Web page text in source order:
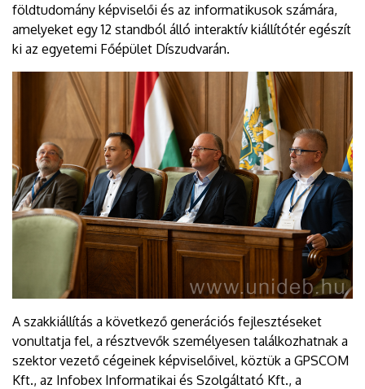
földtudomány képviselői és az informatikusok számára,
amelyeket egy 12 standból álló interaktív kiállítótér egészít
ki az egyetemi Főépület Díszudvarán.
A szakkiállítás a következő generációs fejlesztéseket
vonultatja fel, a résztvevők személyesen találkozhatnak a
szektor vezető cégeinek képviselőivel, köztük a GPSCOM
Kft., az Infobex Informatikai és Szolgáltató Kft., a